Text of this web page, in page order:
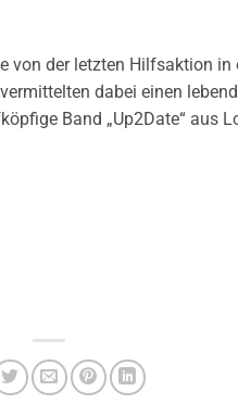
von der letzten Hilfsaktion
dabei einen
Band „Up2Date“ aus